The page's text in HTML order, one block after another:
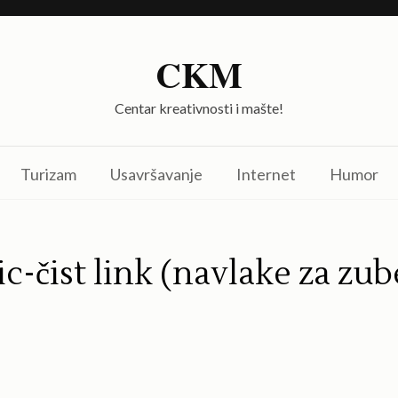
CKM
Centar kreativnosti i mašte!
Turizam Usavršavanje Internet Humor
čist link (navlake za